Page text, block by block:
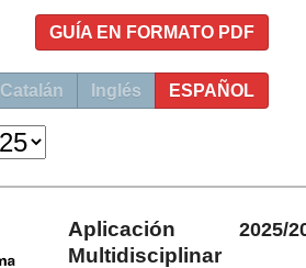
GUÍA EN FORMATO PDF
Catalán Inglés ESPAÑOL
Aplicación
Multidisciplinar
2025/